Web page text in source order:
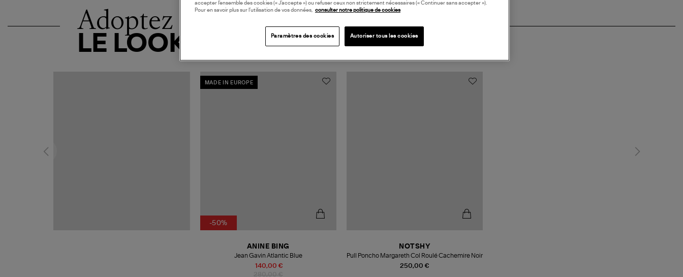
Adoptez
LE LOOK
MADE IN EUROPE
-50%
140,00 €
ANINE BING
Jean Gavin Atlantic Blue
250,00 €
NOTSHY
Pull Poncho Margareth Col Roulé Cachemire Noir
accepter l’ensemble des cookies (« J’accepte ») ou refuser ceux non strictement nécessaires (« Continuer sans accepter »).
Pour en savoir plus sur l’utilisation de vos données, consulter notre politique de cookies
Paramètres des cookies Autoriser tous les cookies